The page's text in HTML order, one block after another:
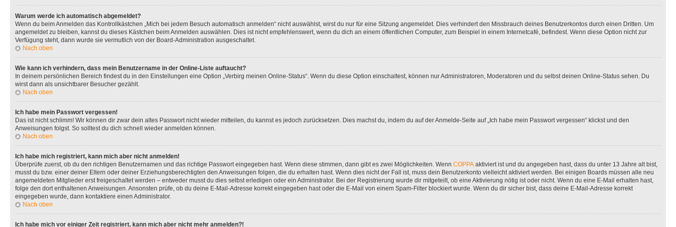
Warum werde ich automatisch abgemeldet?
Wenn du beim Anmelden das Kontrollkästchen „Mich bei jedem Besuch automatisch anmelden“ nicht auswählst, wirst du nur für eine Sitzung angemeldet. Dies verhindert den Missbrauch deines Benutzerkontos durch einen Dritten. Um
angemeldet zu bleiben, kannst du dieses Kästchen beim Anmelden auswählen. Dies ist nicht empfehlenswert, wenn du dich an einem öffentlichen Computer, zum Beispiel in einem Internetcafé, befindest. Wenn diese Option nicht zur
Verfügung steht, dann wurde sie vermutlich von der Board-Administration ausgeschaltet.
Nach oben
Wie kann ich verhindern, dass mein Benutzername in der Online-Liste auftaucht?
In deinem persönlichen Bereich findest du in den Einstellungen eine Option „Verbirg meinen Online-Status“. Wenn du diese Option einschaltest, können nur Administratoren, Moderatoren und du selbst deinen Online-Status sehen. Du
wirst dann als unsichtbarer Besucher gezählt.
Nach oben
Ich habe mein Passwort vergessen!
Das ist nicht schlimm! Wir können dir zwar dein altes Passwort nicht wieder mitteilen, du kannst es jedoch zurücksetzen. Dies machst du, indem du auf der Anmelde-Seite auf „Ich habe mein Passwort vergessen“ klickst und den
Anweisungen folgst. So solltest du dich schnell wieder anmelden können.
Nach oben
Ich habe mich registriert, kann mich aber nicht anmelden!
Überprüfe zuerst, ob du den richtigen Benutzernamen und das richtige Passwort eingegeben hast. Wenn diese stimmen, dann gibt es zwei Möglichkeiten. Wenn COPPA aktiviert ist und du angegeben hast, dass du unter 13 Jahre alt bist,
musst du bzw. einer deiner Eltern oder deiner Erziehungsberechtigten den Anweisungen folgen, die du erhalten hast. Wenn dies nicht der Fall ist, muss dein Benutzerkonto vielleicht aktiviert werden. Bei einigen Boards müssen alle neu
angemeldeten Mitglieder erst freigeschaltet werden – entweder musst du dies selbst erledigen oder ein Administrator. Bei der Registrierung wurde dir mitgeteilt, ob eine Aktivierung nötig ist oder nicht. Wenn du eine E-Mail erhalten hast,
folge den dort enthaltenen Anweisungen. Ansonsten prüfe, ob du deine E-Mail-Adresse korrekt eingegeben hast oder die E-Mail von einem Spam-Filter blockiert wurde. Wenn du dir sicher bist, dass deine E-Mail-Adresse korrekt
eingegeben wurde, dann kontaktiere einen Administrator.
Nach oben
Ich habe mich vor einiger Zeit registriert, kann mich aber nicht mehr anmelden?!